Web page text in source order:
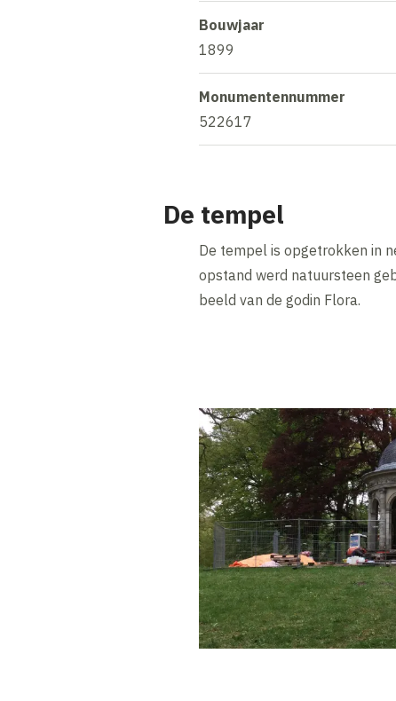
Bouwjaar
1899
Monumentennummer
522617
De tempel
De tempel is opgetrokken in
opstand werd natuursteen
beeld van de godin Flora.